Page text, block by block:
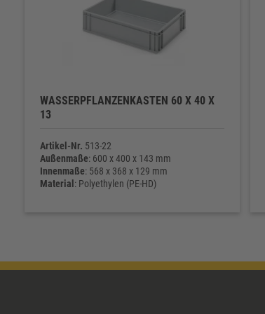
WASSERPFLANZENKASTEN 60 X 40 X
13
Artikel-Nr. 513-22
Außenmaße: 600 x 400 x 143 mm
Innenmaße: 568 x 368 x 129 mm
Material : Polyethylen (PE-HD)